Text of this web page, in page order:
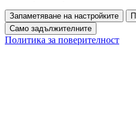
Запаметяване на настройките
Само задължителните
Политика за поверителност